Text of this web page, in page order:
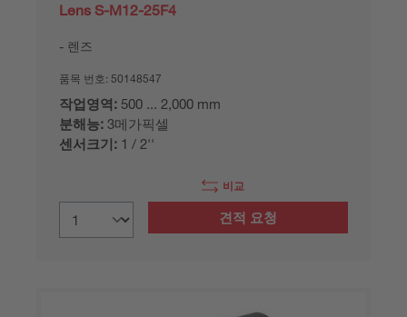
Lens S-M12-25F4
렌즈
품목 번호: 50148547
작업영역: 500 ... 2,000 mm
분해능: 3메가픽셀
센서크기: 1 / 2''
비교
견적 요청